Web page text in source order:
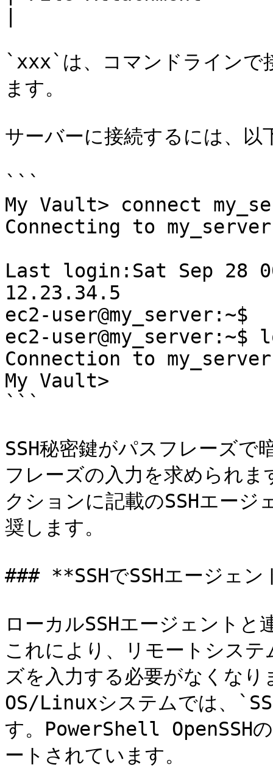
`xxx`は、コマンドラインで
ます。
サーバーに接続するには、
```
My Vault> connect
Connecting to
Last login:Sat Sep 28
12.23.34.5
ec2-user@my_server:~$
ec2-user@my_server:~$
Connection to
My
```
SSH秘密鍵がパスフレーズで
フレーズの入力を求められ
クションに記載のSSHエー
奨します。
### **SSHでSSHエージェ
ローカルSSHエージェントと
これにより、リモートシス
ズを入力する必要がなくな
OS/Linuxシステムでは、
す。PowerShell OpenSSH
ートされています。